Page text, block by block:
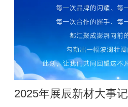
2025年展辰新材大事记